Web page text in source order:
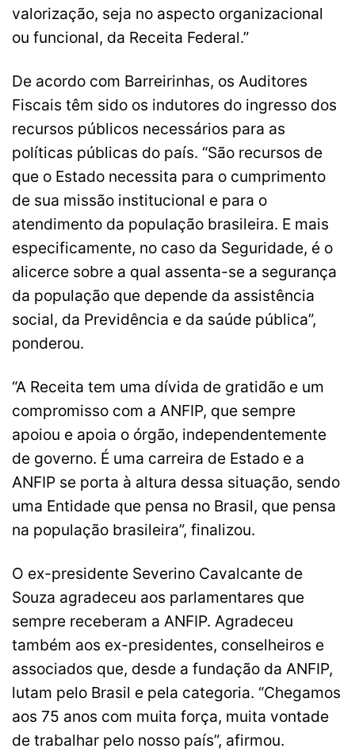
valorização, seja no aspecto organizacional
ou funcional, da Receita Federal.”
De acordo com Barreirinhas, os Auditores
Fiscais têm sido os indutores do ingresso dos
recursos públicos necessários para as
políticas públicas do país. “São recursos de
que o Estado necessita para o cumprimento
de sua missão institucional e para o
atendimento da população brasileira. E mais
especificamente, no caso da Seguridade, é o
alicerce sobre a qual assenta-se a segurança
da população que depende da assistência
social, da Previdência e da saúde pública”,
ponderou.
“A Receita tem uma dívida de gratidão e um
compromisso com a ANFIP, que sempre
apoiou e apoia o órgão, independentemente
de governo. É uma carreira de Estado e a
ANFIP se porta à altura dessa situação, sendo
uma Entidade que pensa no Brasil, que pensa
na população brasileira”, finalizou.
O ex-presidente Severino Cavalcante de
Souza agradeceu aos parlamentares que
sempre receberam a ANFIP. Agradeceu
também aos ex-presidentes, conselheiros e
associados que, desde a fundação da ANFIP,
lutam pelo Brasil e pela categoria. “Chegamos
aos 75 anos com muita força, muita vontade
de trabalhar pelo nosso país”, afirmou.